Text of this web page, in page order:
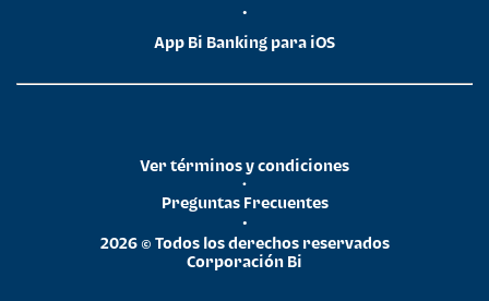
•
App Bi Banking para iOS
2026 © Todos los derechos reservados
Corporación Bi
•
Preguntas Frecuentes
•
Ver términos y condiciones